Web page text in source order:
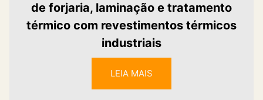
de forjaria, laminação e tratamento
térmico com revestimentos térmicos
industriais
LEIA MAIS